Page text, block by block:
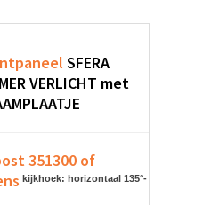
SFERA
VERLICHT met
351300 of
kijkhoek: horizontaal 135°-